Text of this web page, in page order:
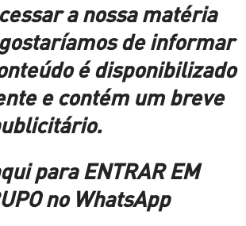
a nossa matéria
de informar
é disponibilizado
e contém um breve
para ENTRAR EM
no WhatsApp